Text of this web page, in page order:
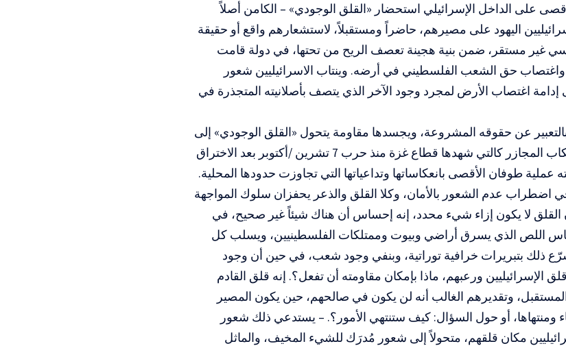
على الداخل الإسرائيلي استحضار «القلق الوجودي» – الكامن أصلاً
اليهود على مصيرهم، حاضراً ومستقبلاً، لاستشعارهم واقع أو حقيقة
غير مستقر، ضمن بنية هجينة تعصف الريح من تحتها، في دولة قامت
واغتصاب حق الشعب الفلسطيني في أرضه. وينتاب الاسرائيليين شعور
اغتصاب الأرض لمجرد وجود الآخر الذي يتصف بأصلانيته المتجذرة في
بالتعبير عن حقوقه المشروعة، ويجسدها مقاومة يتحول «القلق الوجودي» إلى
«ذعر وجودي» يبرر ارتكاب المجازر كالتي شهدها قطاع غزة منذ حرب 7 تشرين /أكتوبر بعد الاختراق
عملية طوفان الأقصى بانعكاساتها وتداعياتها التي تجاوزت حدودها المحلية.
اضطراب عدم الشعور بالأمان، وكلا القلق والذعر يحفزان سلوك المواجهة
القلق لا يكون إزاء شيء محدد، إنه إحساس أن هناك شيئاً غير صحيح، في
اللص الذي يسرق أراضي وبيوت وممتلكات الفلسطينيين، ويسلب كل
ذلك بتبريرات خرافية توراتية، وبنفي وجود شعب، في حين أن وجود
ورعبهم، ماذا بإمكان مقاومته أن تفعل؟. إنه قلق القادم
وتقديرهم الغالب أنه لن يكون في صالحهم، حين يكون المصير
ومنتهاها، أو حول السؤال: كيف ستنتهي الأمور؟. – يستدعي ذلك شعور
مكان قلقهم، متحولاً إلى شعور مُدرَك للشيء المخيف، والماثل